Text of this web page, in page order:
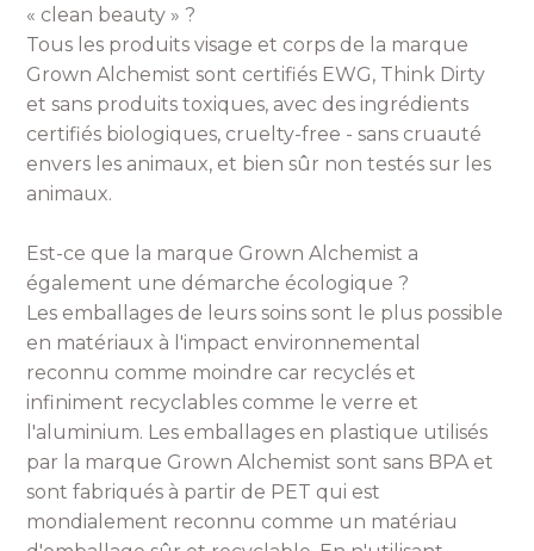
« clean beauty » ?
Tous les produits visage et corps de la marque
Grown Alchemist sont certifiés EWG, Think Dirty
et sans produits toxiques, avec des ingrédients
certifiés biologiques, cruelty-free - sans cruauté
envers les animaux, et bien sûr non testés sur les
animaux.
Est-ce que la marque Grown Alchemist a
également une démarche écologique ?
Les emballages de leurs soins sont le plus possible
en matériaux à l'impact environnemental
reconnu comme moindre car recyclés et
infiniment recyclables comme le verre et
l'aluminium. Les emballages en plastique utilisés
par la marque Grown Alchemist sont sans BPA et
sont fabriqués à partir de PET qui est
mondialement reconnu comme un matériau